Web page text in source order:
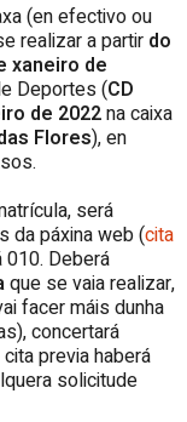
(en efectivo ou
realizar a partir do
xaneiro de
Deportes (CD
de 2022na caixa
Flores), en
será
da páxina web (cita
Deberá
que se vaia realizar,
facer máis dunha
concertará
previa haberá
solicitude